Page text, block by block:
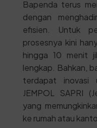
Bapenda terus
dengan
efisien. Untuk
prosesnya kini
hingga 10 menit
lengkap. Bahkan,
terdapat inovasi
JEMPOL SAPRI
yang
ke rumah atau